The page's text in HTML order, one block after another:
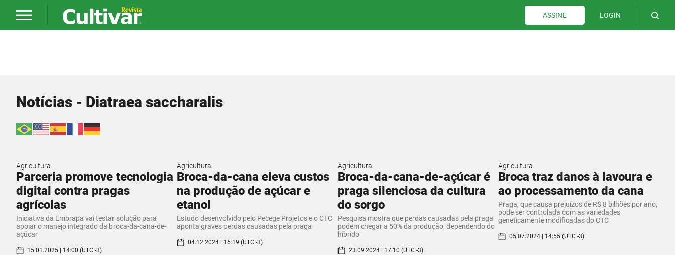
ASSINE LOGIN
Notícias - Diatraea saccharalis
Agricultura
Parceria promove tecnologia
digital contra pragas
agrícolas
Iniciativa da Embrapa vai testar solução para
apoiar o manejo integrado da broca-da-cana-de-
açúcar
15.01.2025 | 14:00 (UTC -3)
Agricultura
Broca-da-cana eleva custos
na produção de açúcar e
etanol
Estudo desenvolvido pelo Pecege Projetos e o CTC
aponta graves perdas causadas pela praga
04.12.2024 | 15:19 (UTC -3)
Agricultura
Broca-da-cana-de-açúcar é
praga silenciosa da cultura
do sorgo
Pesquisa mostra que perdas causadas pela praga
podem chegar a 50% da produção, dependendo do
híbrido
23.09.2024 | 17:10 (UTC -3)
Agricultura
Broca traz danos à lavoura e
ao processamento da cana
Praga, que causa prejuízos de R$ 8 bilhões por ano,
pode ser controlada com as variedades
geneticamente modificadas do CTC
05.07.2024 | 14:55 (UTC -3)